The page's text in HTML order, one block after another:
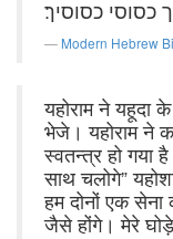
כסוסיך׃
Modern Hebrew
यहोराम ने यहूदा
भेजे। यहोराम ने
स्वतन्त्र हो गया
साथ चलोगे”
हम दोनों एक सेना
जैसे होंगे। मेरे